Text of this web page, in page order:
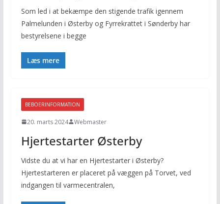
Som led i at bekæmpe den stigende trafik igennem
Palmelunden i Østerby og Fyrrekrattet i Sønderby har
bestyrelsene i begge
Læs mere
BEBOERINFORMATION
20. marts 2024 Webmaster
Hjertestarter Østerby
Vidste du at vi har en Hjertestarter i Østerby?
Hjertestarteren er placeret på væggen på Torvet, ved
indgangen til varmecentralen,